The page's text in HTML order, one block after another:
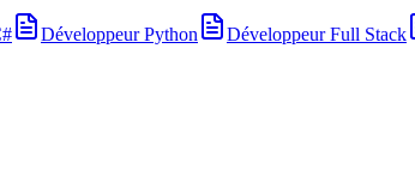
Développeur Python Développeur Full Stack